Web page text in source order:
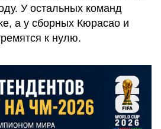
У остальных команд
а у сборных Кюрасао и
к нулю.